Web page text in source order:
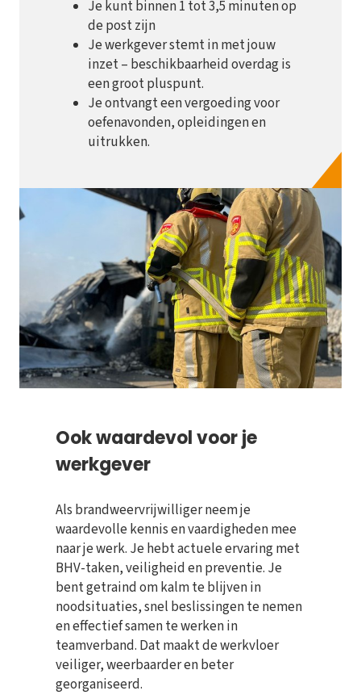
Je kunt binnen 1 tot 3,5 minuten op
de post zijn
Je werkgever stemt in met jouw
inzet – beschikbaarheid overdag is
een groot pluspunt.
Je ontvangt een vergoeding voor
oefenavonden, opleidingen en
uitrukken.
Ook waardevol voor je
werkgever
Als brandweervrijwilliger neem je
waardevolle kennis en vaardigheden mee
naar je werk. Je hebt actuele ervaring met
BHV-taken, veiligheid en preventie. Je
bent getraind om kalm te blijven in
noodsituaties, snel beslissingen te nemen
en effectief samen te werken in
teamverband. Dat maakt de werkvloer
veiliger, weerbaarder en beter
georganiseerd.